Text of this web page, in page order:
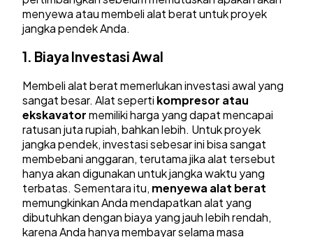
menyewa atau membeli alat berat untuk proyek
jangka pendek Anda.
1. Biaya Investasi Awal
Membeli alat berat memerlukan investasi awal yang
sangat besar. Alat seperti kompresor atau
ekskavatormemiliki harga yang dapat mencapai
ratusan juta rupiah, bahkan lebih. Untuk proyek
jangka pendek, investasi sebesar ini bisa sangat
membebani anggaran, terutama jika alat tersebut
hanya akan digunakan untuk jangka waktu yang
terbatas. Sementara itu, menyewa alat berat
memungkinkan Anda mendapatkan alat yang
dibutuhkan dengan biaya yang jauh lebih rendah,
karena Anda hanya membayar selama masa